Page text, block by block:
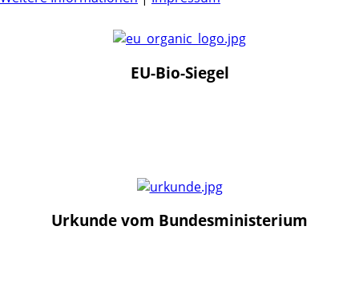
EU-Bio-Siegel
Urkunde vom Bundesministerium